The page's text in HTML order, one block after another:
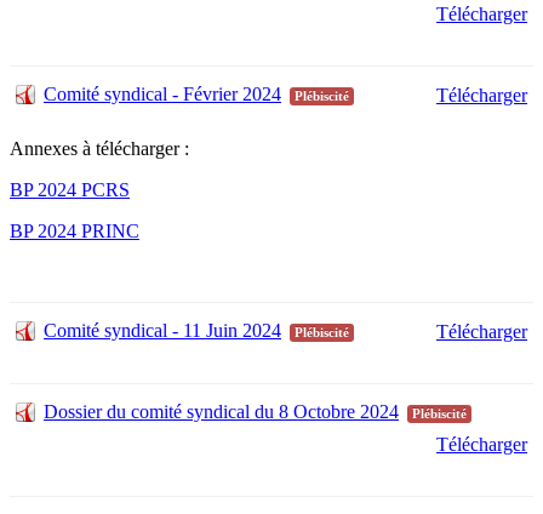
Télécharger
Comité syndical - Février 2024 Plébiscité Télécharger
Annexes à télécharger :
BP 2024 PCRS
BP 2024 PRINC
Comité syndical - 11 Juin 2024 Plébiscité Télécharger
Dossier du comité syndical du 8 Octobre 2024 Plébiscité
Télécharger